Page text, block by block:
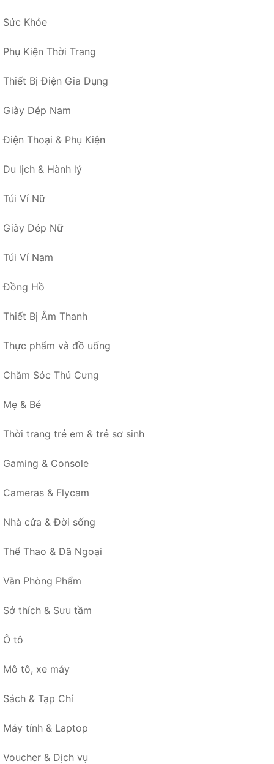
Sức Khỏe
Phụ Kiện Thời Trang
Thiết Bị Điện Gia Dụng
Giày Dép Nam
Điện Thoại & Phụ Kiện
Du lịch & Hành lý
Túi Ví Nữ
Giày Dép Nữ
Túi Ví Nam
Đồng Hồ
Thiết Bị Âm Thanh
Thực phẩm và đồ uống
Chăm Sóc Thú Cưng
Mẹ & Bé
Thời trang trẻ em & trẻ sơ sinh
Gaming & Console
Cameras & Flycam
Nhà cửa & Đời sống
Thể Thao & Dã Ngoại
Văn Phòng Phẩm
Sở thích & Sưu tầm
Ô tô
Mô tô, xe máy
Sách & Tạp Chí
Máy tính & Laptop
Voucher & Dịch vụ